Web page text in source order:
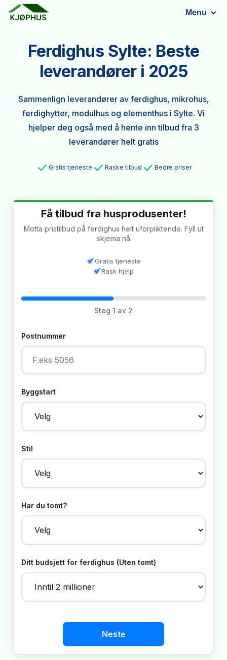
Menu
Ferdighus Sylte: Beste
leverandører i 2025
Sammenlign leverandører av ferdighus, mikrohus,
ferdighytter, modulhus og elementhus i Sylte. Vi
hjelper deg også med å hente inn tilbud fra 3
leverandører helt gratis
Gratis tjeneste Raske tilbud Bedre priser
Få tilbud fra husprodusenter!
Motta pristilbud på ferdighus helt uforpliktende. Fyll ut
skjema nå
Gratis tjeneste
Rask hjelp
Steg 1 av 2
Postnummer
Byggstart
Stil
Har du tomt?
Ditt budsjett for ferdighus (Uten tomt)
Neste